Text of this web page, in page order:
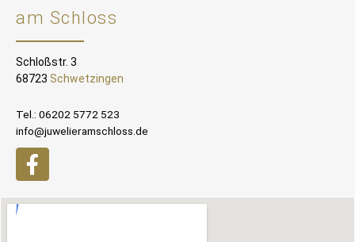
am Schloss
Schloßstr. 3
68723 Schwetzingen
Tel.: 06202 5772 523
info@juwelieramschloss.de